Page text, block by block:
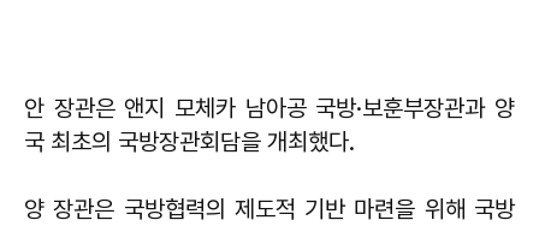
안 장관은 앤지 모체카 남아공 국방·보훈부장관과 양
국 최초의 국방장관회담을 개최했다.
양 장관은 국방협력의 제도적 기반 마련을 위해 국방